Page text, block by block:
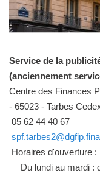
Service de la
(anciennement
Centre des Finances
- 65023 - Tarbes
05 62 44 40 67
Horaires d'ouverture :
Du lundi au mardi :